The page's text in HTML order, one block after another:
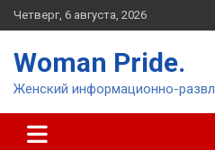
Перейти
к
Четверг, 6 августа, 2026
Woman Pride.
Женский информационно-